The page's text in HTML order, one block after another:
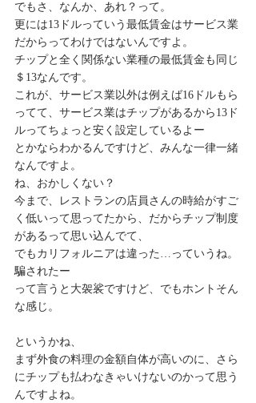
でもさ、なんか、あれ？って。
更には13ドルっていう最低賃金はサービス業
だからってわけではないんですよ。
チップと全く関係ない業種の最低賃金も同じ
＄13なんです。
これが、サービス業以外は例えば16ドルもら
ってて、サービス業はチップがあるから13ド
ルってちょっと安く設定しているよー
とかならわかるんですけど、みんな一律一緒
なんですよ。
ね、おかしくない？
今まで、レストランの店員さんの時給がすご
く低いって思ってたから、だからチップ制度
があるって思い込んでて、
でもカリフォルニアは違った…っていうね。
騙されたー
って言うと大袈裟ですけど、でもホントそん
な感じ。
というかね、
まず外食の料理の金額自体が高いのに、さら
にチップも払わなきゃいけないのかって思う
んですよね。